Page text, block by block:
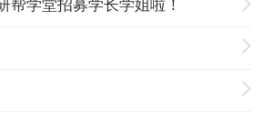
帮学堂招募学长学姐啦！